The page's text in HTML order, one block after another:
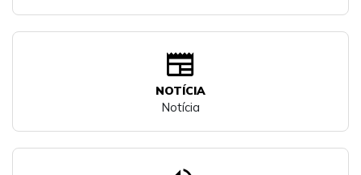
newspaper
NOTÍCIA
Notícia